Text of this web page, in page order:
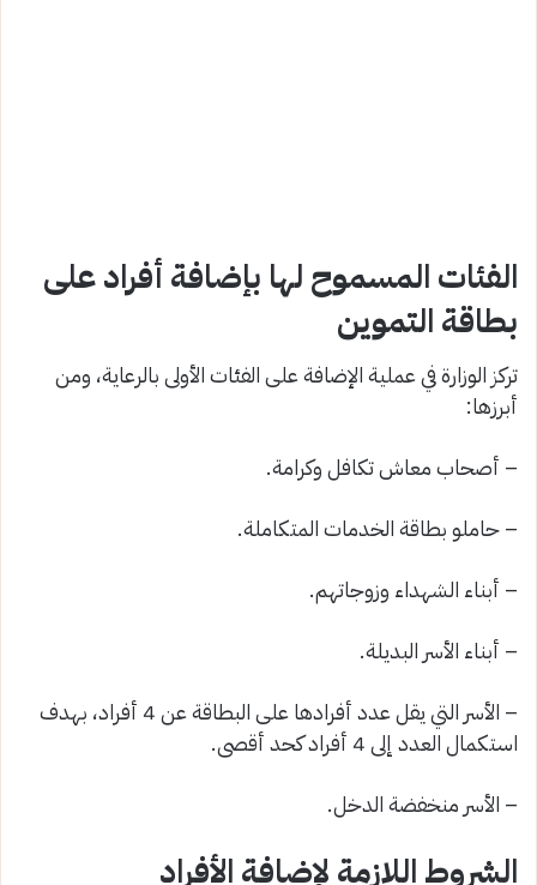
الفئات المسموح لها بإضافة أفراد على
بطاقة التموين
تركز الوزارة في عملية الإضافة على الفئات الأولى بالرعاية، ومن
أبرزها:
– أصحاب معاش تكافل وكرامة.
– حاملو بطاقة الخدمات المتكاملة.
– أبناء الشهداء وزوجاتهم.
– أبناء الأسر البديلة.
– الأسر التي يقل عدد أفرادها على البطاقة عن 4 أفراد، بهدف
استكمال العدد إلى 4 أفراد كحد أقصى.
– الأسر منخفضة الدخل.
الشروط اللازمة لإضافة الأفراد